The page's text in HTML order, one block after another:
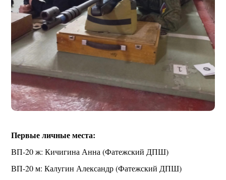
Первые личные места:
ВП-20 ж: Кичигина Анна (Фатежский ДПШ)
ВП-20 м: Калугин Александр (Фатежский ДПШ)